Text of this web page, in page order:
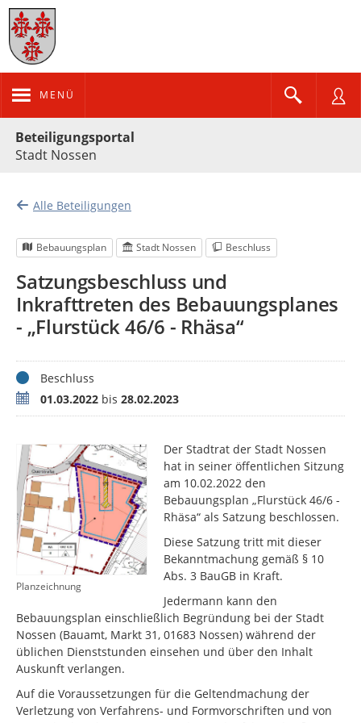
MENÜ
Beteiligungsportal
Stadt Nossen
Alle Beteiligungen
Bebauungsplan Stadt Nossen Beschluss
Satzungsbeschluss und
Inkrafttreten des Bebauungsplanes
- „Flurstück 46/6 - Rhäsa“
StatusBeschluss
Zeitraum01.03.2022 bis 28.02.2023
Planzeichnung
Der Stadtrat der Stadt Nossen
hat in seiner öffentlichen Sitzung
am 10.02.2022 den
Bebauungsplan „Flurstück 46/6 -
Rhäsa“ als Satzung beschlossen.
Diese Satzung tritt mit dieser
Bekanntmachung gemäß § 10
Abs. 3 BauGB in Kraft.
Jedermann kann den
Bebauungsplan einschließlich Begründung bei der Stadt
Nossen (Bauamt, Markt 31, 01683 Nossen) während der
üblichen Dienststunden einsehen und über den Inhalt
Auskunft verlangen.
Auf die Voraussetzungen für die Geltendmachung der
Verletzung von Verfahrens- und Formvorschriften und von